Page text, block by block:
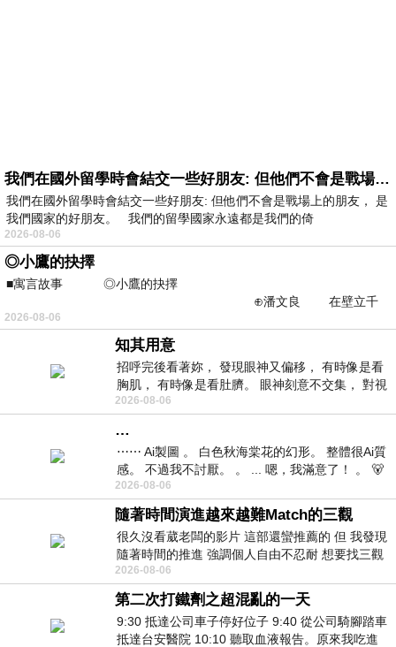
我們在國外留學時會結交一些好朋友: 但他們不會是戰場上的朋友
我們在國外留學時會結交一些好朋友: 但他們不會是戰場上的朋友， 是
我們國家的好朋友。 我們的留學國家永遠都是我們的倚
2026-08-06
◎小鷹的抉擇
■寓言故事 ◎小鷹的抉擇
⊕潘文良 在壁立千
仞的懸崖上，有一座遮天蔽
2026-08-06
知其用意
招呼完後看著妳， 發現眼神又偏移， 有時像是看
胸肌， 有時像是看肚臍。 眼神刻意不交集， 對視
視線不對齊， 讓我很難不
2026-08-06
…
⋯⋯ Ai製圖 。 白色秋海棠花的幻形。 整體很Ai質
感。 不過我不討厭。 。 ... 嗯，我滿意了！ 。 🐻
昨中
2026-08-06
隨著時間演進越來越難Match的三觀
很久沒看葳老闆的影片 這部還蠻推薦的 但 我發現
隨著時間的推進 強調個人自由不忍耐 想要找三觀
接近的不要說對象 連朋友都超
2026-08-06
第二次打鐵劑之超混亂的一天
9:30 抵達公司車子停好位子 9:40 從公司騎腳踏車
抵達台安醫院 10:10 聽取血液報告。原來我吃進